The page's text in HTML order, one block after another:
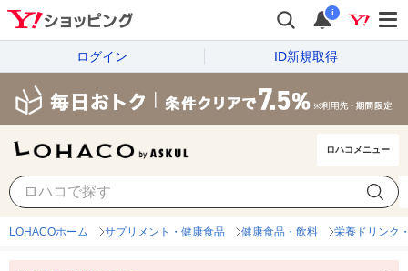
i
ログイン ID新規取得
ロハコメニュー
LOHACOホーム サプリメント・健康食品 健康食品・飲料 栄養ドリンク